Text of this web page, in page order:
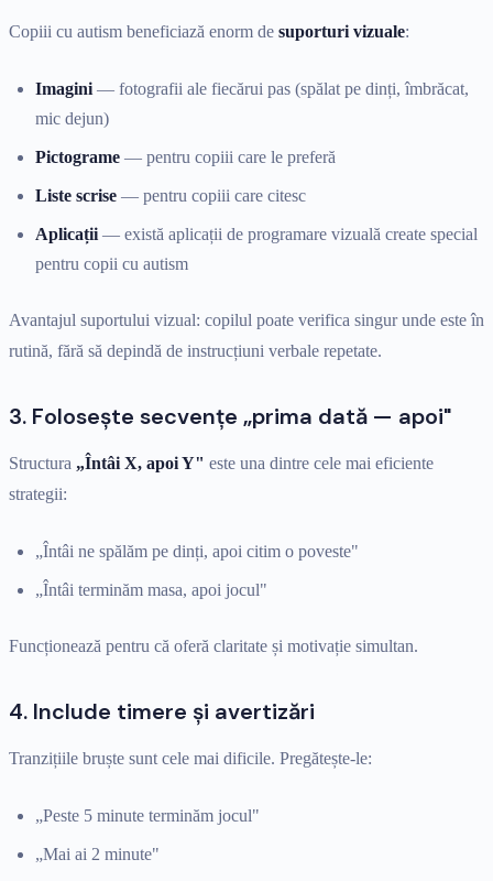
Copiii cu autism beneficiază enorm de suporturi vizuale:
Imagini — fotografii ale fiecărui pas (spălat pe dinți, îmbrăcat,
mic dejun)
Pictograme — pentru copiii care le preferă
Liste scrise — pentru copiii care citesc
Aplicații — există aplicații de programare vizuală create special
pentru copii cu autism
Avantajul suportului vizual: copilul poate verifica singur unde este în
rutină, fără să depindă de instrucțiuni verbale repetate.
3. Folosește secvențe „prima dată — apoi"
Structura „Întâi X, apoi Y" este una dintre cele mai eficiente
strategii:
„Întâi ne spălăm pe dinți, apoi citim o poveste"
„Întâi terminăm masa, apoi jocul"
Funcționează pentru că oferă claritate și motivație simultan.
4. Include timere și avertizări
Tranzițiile bruște sunt cele mai dificile. Pregătește-le:
„Peste 5 minute terminăm jocul"
„Mai ai 2 minute"